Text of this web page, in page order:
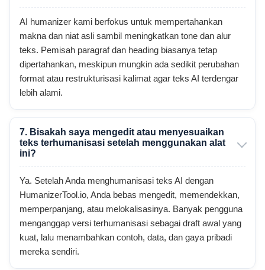
AI humanizer kami berfokus untuk mempertahankan
makna dan niat asli sambil meningkatkan tone dan alur
teks. Pemisah paragraf dan heading biasanya tetap
dipertahankan, meskipun mungkin ada sedikit perubahan
format atau restrukturisasi kalimat agar teks AI terdengar
lebih alami.
7. Bisakah saya mengedit atau menyesuaikan
teks terhumanisasi setelah menggunakan alat
ini?
Ya. Setelah Anda menghumanisasi teks AI dengan
HumanizerTool.io, Anda bebas mengedit, memendekkan,
memperpanjang, atau melokalisasinya. Banyak pengguna
menganggap versi terhumanisasi sebagai draft awal yang
kuat, lalu menambahkan contoh, data, dan gaya pribadi
mereka sendiri.